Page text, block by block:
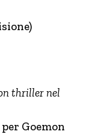
thriller nel
Goemon